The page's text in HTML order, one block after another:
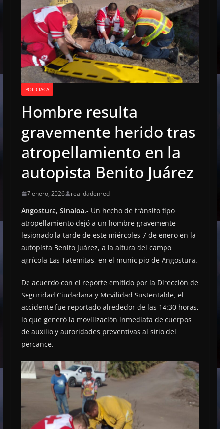
POLICIACA
Hombre resulta
gravemente herido tras
atropellamiento en la
autopista Benito Juárez
7 enero, 2026 realidadenred
Angostura, Sinaloa.- Un hecho de tránsito tipo
atropellamiento dejó a un hombre gravemente
lesionado la tarde de este miércoles 7 de enero en la
autopista Benito Juárez, a la altura del campo
agrícola Las Tatemitas, en el municipio de Angostura.
De acuerdo con el reporte emitido por la Dirección de
Seguridad Ciudadana y Movilidad Sustentable, el
accidente fue reportado alrededor de las 14:30 horas,
lo que generó la movilización inmediata de cuerpos
de auxilio y autoridades preventivas al sitio del
percance.